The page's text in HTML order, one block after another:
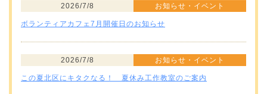
2026/7/8 お知らせ・イベント
ボランティアカフェ7月開催日のお知らせ
2026/7/8 お知らせ・イベント
この夏北区にキタクなる！ 夏休み工作教室のご案内